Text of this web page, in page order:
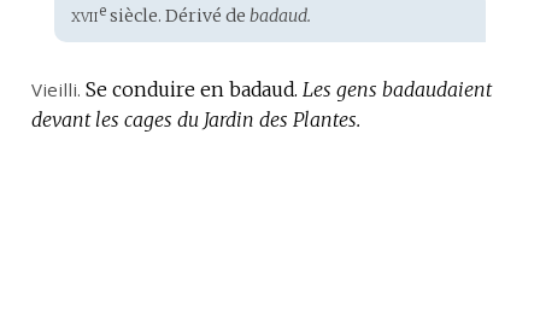
Étymologie
:
xviiesiècle. Dérivé de badaud.
Vieilli. Se conduire en badaud. Les gens badaudaient
devant les cages du Jardin des Plantes.